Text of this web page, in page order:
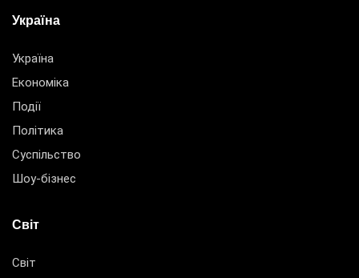
Україна
Україна
Економіка
Події
Політика
Суспільство
Шоу-бізнес
Світ
Світ